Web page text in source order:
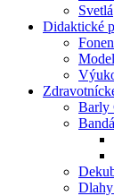
Svetlá
Didaktické
Barly